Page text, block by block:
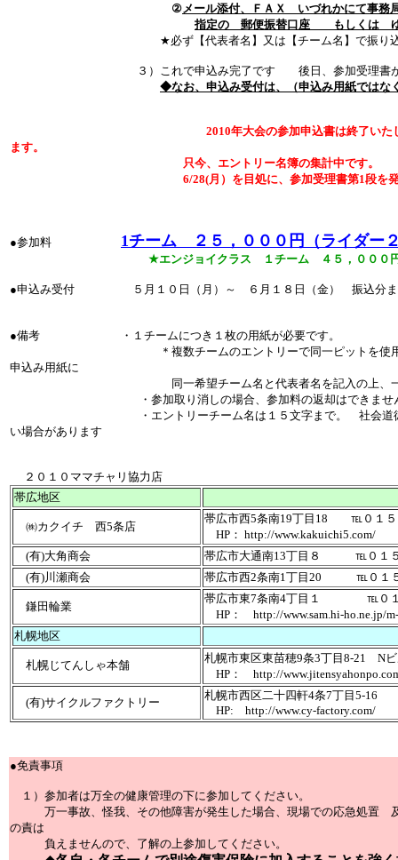
②メール添付、ＦＡＸ いづれかにて事
指定の 郵便振替口座 もしくは ゆ
★必ず【代表者名】又は【チーム名】で振り込み頂き
３）これで申込み完了です 後日、参加受理書がチー
◆なお、申込み受付は、（申込み用紙ではな
2010年大会の参加申込書は終了い
ます。
只今、エントリー名簿の集計中です。
6/28(月）を目処に、参加受理書第1段を発送す
●参加料 1チーム ２５，０００円（ライダー
★エンジョイクラス １チーム ４５，０００
●申込み受付 ５月１０日（月）～ ６月１８日（金） 振込
●備考 ・１チームにつき１枚の用紙が必要です。
＊複数チームのエントリーで同一ピットを使用希望の
申込み用紙に
同一希望チーム名と代表者名を記入の上、一括して
・参加取り消しの場合、参加料の返却はできませ
・エントリーチーム名は１５文字まで。 社会道徳上、一
い場合があります
２０１０ママチャリ協力店
帯広地区
㈱カクイチ 西5条店
帯広市西5条南19丁目18 ℡０１５
HP： http://www.kakuichi5.com/
(有)大角商会
帯広市大通南13丁目８ ℡０１５
(有)川瀬商会
帯広市西2条南1丁目20 ℡０１５
鎌田輪業
帯広市東7条南4丁目１ ℡０１
HP： http://www.sam.hi-ho.ne.jp/
札幌地区
札幌じてんしゃ本舗
札幌市東区東苗穂9条3丁目8-21 N
HP： http://
(有)サイクルファクトリー
札幌市西区二十四軒4条7丁目5-16
HP: http://www.cy-factory.com/
●免責事項
１）参加者は万全の健康管理の下に参加してください。
万一事故、怪我、その他障害が発生した場合、現場での応急処置
の責は
負えませんので、了解の上参加してください。